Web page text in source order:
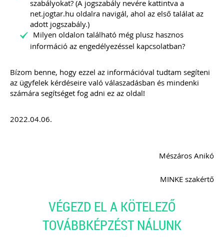
szabályokat? (A jogszabály nevére kattintva a
net.jogtar.hu oldalra navigál, ahol az első találat az
adott jogszabály.)
Milyen oldalon található még plusz hasznos
információ az engedélyezéssel kapcsolatban?
Bízom benne, hogy ezzel az információval tudtam segíteni
az ügyfelek kérdéseire való válaszadásban és mindenki
számára segítséget fog adni ez az oldal!
2022.04.06.
Mészáros Anikó
MINKE szakértő
VÉGEZD EL A KÖTELEZŐ
TOVÁBBKÉPZÉST NÁLUNK